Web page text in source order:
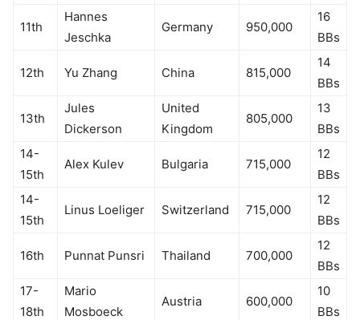
11th
Hannes
Jeschka
Germany 950,000
16
BBs
12th Yu Zhang China 815,000
14
BBs
13th
Jules
Dickerson
United
Kingdom
805,000
13
BBs
14-
15th
Alex Kulev Bulgaria 715,000
12
BBs
14-
15th
Linus Loeliger Switzerland 715,000
12
BBs
16th Punnat Punsri Thailand 700,000
12
BBs
17-
18th
Mario
Mosboeck
Austria 600,000
10
BBs